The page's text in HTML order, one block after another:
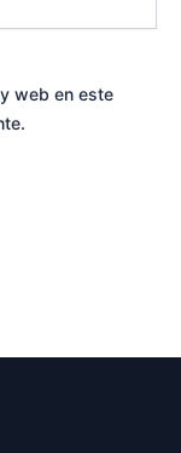
web en este